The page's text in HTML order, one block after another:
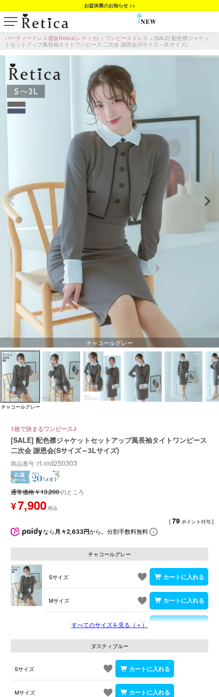
お盆休業のお知らせ >>
NEW
パーティードレス通販Retica(レティカ) ワンピースドレス
[SALE] 配色襟ジャケッ
トセットアップ風長袖タイトワンピース 二次会 謝恩会(Sサイズ～3Lサイズ)
チャコールグレー
チャコールグレー
1枚で決まるワンピース♪
[SALE] 配色襟ジャケットセットアップ風長袖タイトワンピース
二次会 謝恩会(Sサイズ～3Lサイズ)
商品番号 rt-md250303
通常価格¥13,200のところ
¥7,900
[ 79 ポイント付与 ]
なら 月々2,633円から。分割手数料無料
チャコールグレー
Sサイズ
Mサイズ
すべてのサイズを見る（＋）
ダスティブルー
Sサイズ
Mサイズ